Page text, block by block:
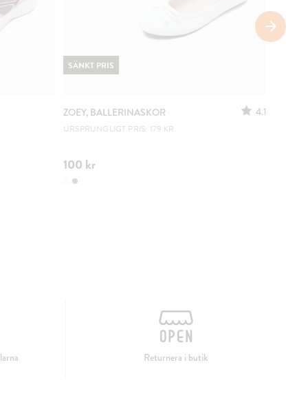
ZOEY, BALLERINASKOR 4.1
URSPRUNGLIGT PRIS: 179 KR
100 kr
SÄNKT PRIS
Returnera i butik